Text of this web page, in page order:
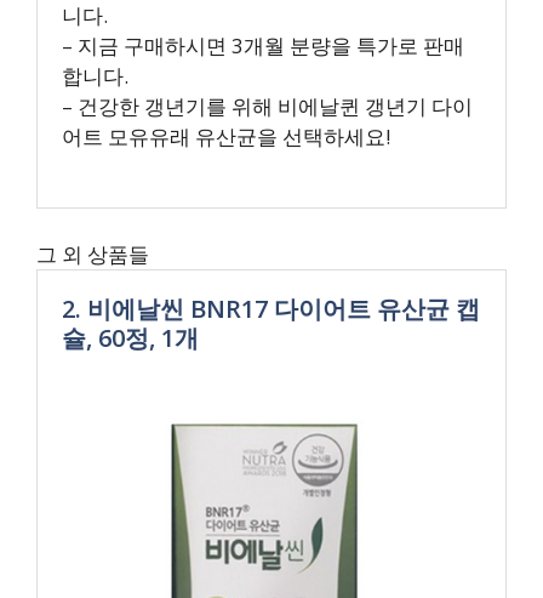
니다.
– 지금 구매하시면 3개월 분량을 특가로 판매
합니다.
– 건강한 갱년기를 위해 비에날퀸 갱년기 다이
어트 모유유래 유산균을 선택하세요!
그 외 상품들
2. 비에날씬 BNR17 다이어트 유산균 캡
슐, 60정, 1개